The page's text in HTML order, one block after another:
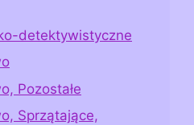
detektywistyczne
Pozostałe
Sprzątające,